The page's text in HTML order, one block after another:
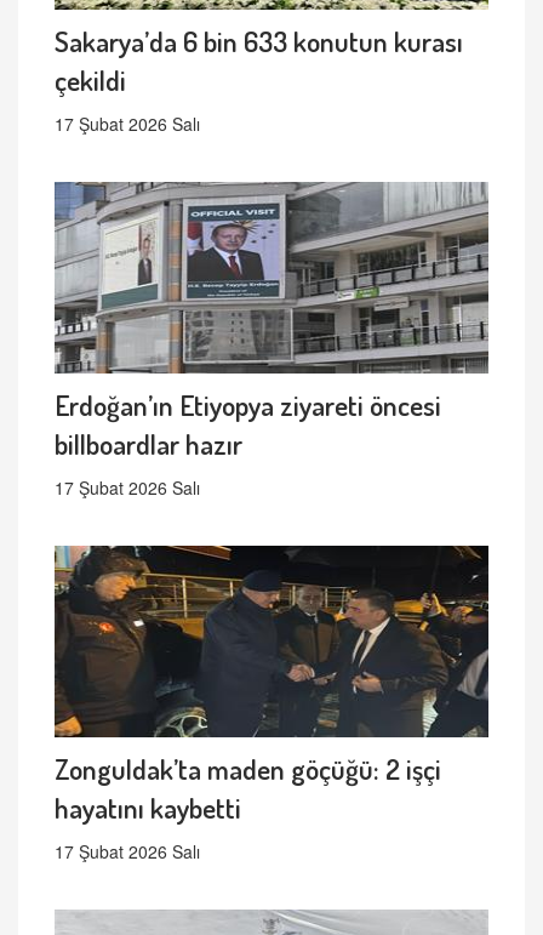
Sakarya’da 6 bin 633 konutun kurası
çekildi
17 Şubat 2026 Salı
Erdoğan’ın Etiyopya ziyareti öncesi
billboardlar hazır
17 Şubat 2026 Salı
Zonguldak’ta maden göçüğü: 2 işçi
hayatını kaybetti
17 Şubat 2026 Salı